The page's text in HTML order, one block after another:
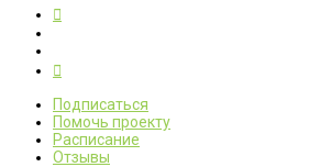
Подписаться
Помочь проекту
Расписание
Отзывы